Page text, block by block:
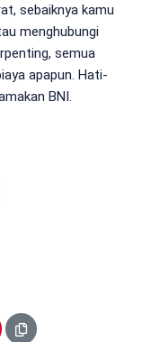
sebaiknya kamu
menghubungi
semua
apapun. Hati-
BNI.